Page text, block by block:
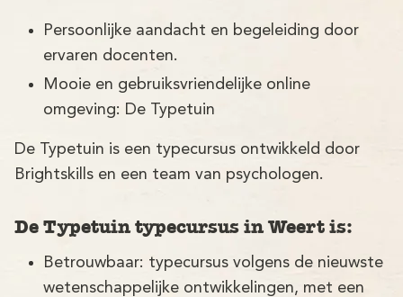
Persoonlijke aandacht en begeleiding door
ervaren docenten.
Mooie en gebruiksvriendelijke online
omgeving: De Typetuin
De Typetuin is een typecursus ontwikkeld door
Brightskills en een team van psychologen.
De Typetuin typecursus in Weert is:
Betrouwbaar: typecursus volgens de nieuwste
wetenschappelijke ontwikkelingen, met een